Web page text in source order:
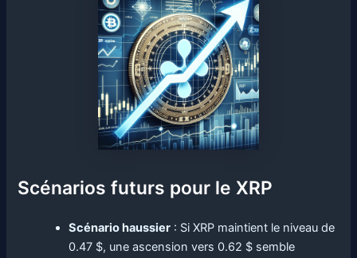
Scénarios futurs pour le XRP
Scénario haussier : Si XRP maintient le niveau de
0.47 $, une ascension vers 0.62 $ semble